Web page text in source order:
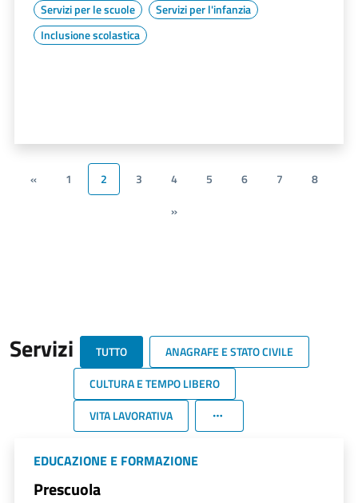
Servizi per le scuole
Servizi per l'infanzia
Inclusione scolastica
« 1 2 3 4 5 6 7
8
»
Servizi TUTTO
ANAGRAFE E STATO CIVILE
CULTURA E TEMPO LIBERO
VITA LAVORATIVA
EDUCAZIONE E FORMAZIONE
Prescuola